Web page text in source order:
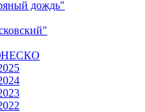
дождь"